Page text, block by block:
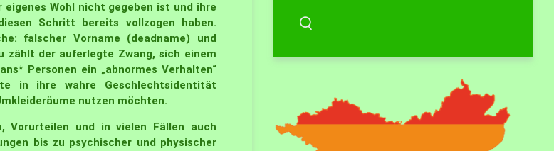
eigenes Wohl nicht gegeben ist und ihre
Schritt bereits vollzogen haben.
falscher Vorname (deadname) und
zählt der auferlegte Zwang, sich einem
Personen ein „abnormes Verhalten“
in ihre wahre Geschlechtsidentität
nutzen möchten.
Vorurteilen und in vielen Fällen auch
bis zu psychischer und physischer